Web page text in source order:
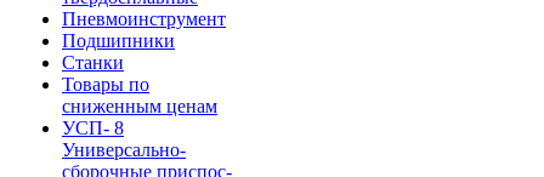
Пневмоинструмент
Подшипники
Станки
Товары по
сниженным ценам
УСП- 8
Универсально-
сборочные приспос-